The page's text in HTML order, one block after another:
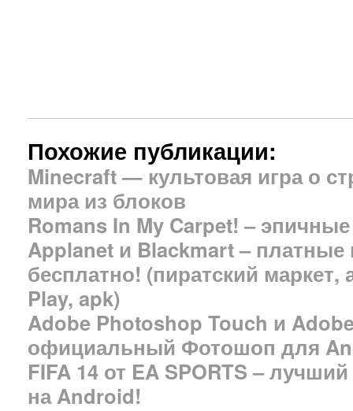
Похожие публикации:
Minecraft — культовая игра о
мира из блоков
Romans In My Carpet! –
Applanet и Blackmart –
бесплатно! (пиратский
Play, apk)
Adobe Photoshop Touch и
официальный Фотошоп для
FIFA 14 от EA SPORTS –
на Android!